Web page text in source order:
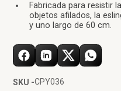
Fabricada para resistir
objetos afilados, la
y uno largo de 60 cm.
SKU -CPY036